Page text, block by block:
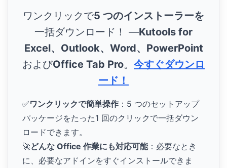
ワンクリックで5 つのインストーラーを
一括ダウンロード！ ―Kutools for
Excel、Outlook、Word、PowerPoint
およびOffice Tab Pro。 今すぐダウンロ
ード！
✅ワンクリックで簡単操作 ：5 つのセットアップ
パッケージをたった1 回のクリックで一括ダウン
ロードできます。
🚀どんな Office 作業にも対応可能：必要なとき
に、必要なアドインをすぐインストールできま